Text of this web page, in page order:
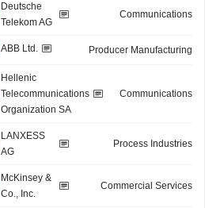
Deutsche
Telekom AG
Communications
ABB Ltd. Producer Manufacturing
Hellenic
Telecommunications
Organization SA
Communications
LANXESS
AG
Process Industries
McKinsey &
Co., Inc.
Commercial Services